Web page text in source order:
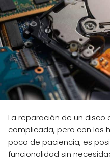
La reparación de un
complicada, pero con las
poco de paciencia, es
funcionalidad sin